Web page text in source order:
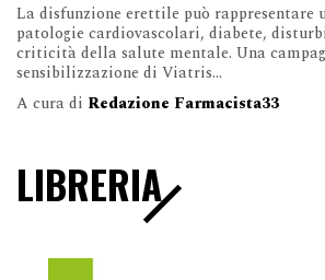
La disfunzione erettile può rappresentare
patologie cardiovascolari, diabete,
criticità della salute mentale. Una
sensibilizzazione di Viatris...
A cura di Redazione Farmacista33
LIBRERIA